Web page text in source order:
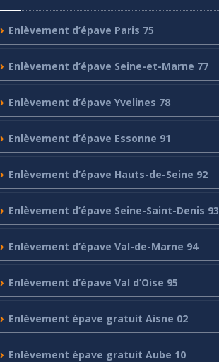
Enlèvement d’épave Paris 75
Enlèvement d’épave Seine-et-Marne 77
Enlèvement d’épave Yvelines 78
Enlèvement d’épave Essonne 91
Enlèvement d’épave Hauts-de-Seine 92
Enlèvement d’épave Seine-Saint-Denis 93
Enlèvement d’épave Val-de-Marne 94
Enlèvement d’épave Val d’Oise 95
Enlèvement épave gratuit Aisne 02
Enlèvement épave gratuit Aube 10